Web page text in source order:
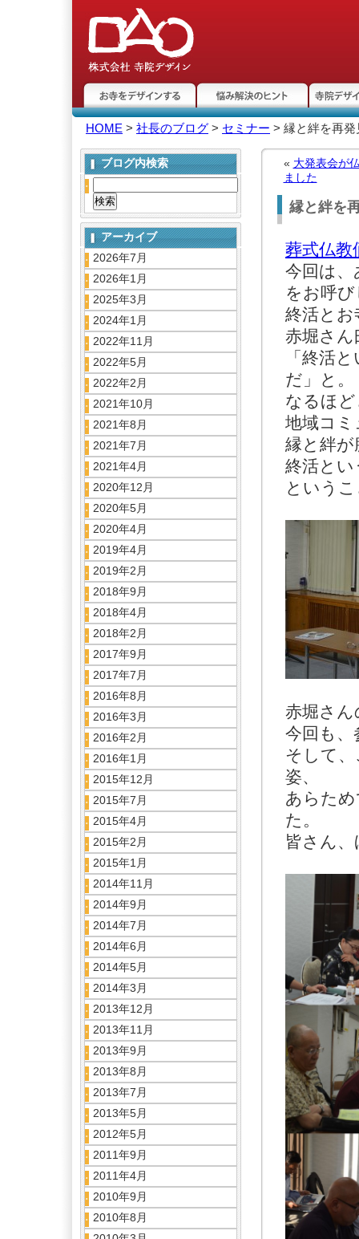
お寺をデザインする 悩み解決のヒント
寺院デザ
ト
HOME > 社長のブログ > セミナー > 縁と絆を再
ブログ内検索
アーカイブ
2026年7月
2026年1月
2025年3月
2024年1月
2022年11月
2022年5月
2022年2月
2021年10月
2021年8月
2021年7月
2021年4月
2020年12月
2020年5月
2020年4月
2019年4月
2019年2月
2018年9月
2018年4月
2018年2月
2017年9月
2017年7月
2016年8月
2016年3月
2016年2月
2016年1月
2015年12月
2015年7月
2015年4月
2015年2月
2015年1月
2014年11月
2014年9月
2014年7月
2014年6月
2014年5月
2014年3月
2013年12月
2013年11月
2013年9月
2013年8月
2013年7月
2013年5月
2012年5月
2011年9月
2011年4月
2010年9月
2010年8月
« 大発表会が
ました
縁と絆を
葬式仏教
今回は、
をお呼
終活と
赤堀さん
「終活
だ」と。
なるほ
地域コ
縁と絆が
終活と
という
赤堀さん
今回も、
そして
姿、
あらた
た。
皆さん